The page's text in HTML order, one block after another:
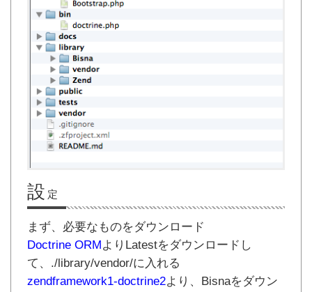
設 定
まず、必要なものをダウンロード
Doctrine ORMよりLatestをダウンロードし
て、./library/vendor/に入れる
zendframework1-doctrine2より、Bisnaをダウン